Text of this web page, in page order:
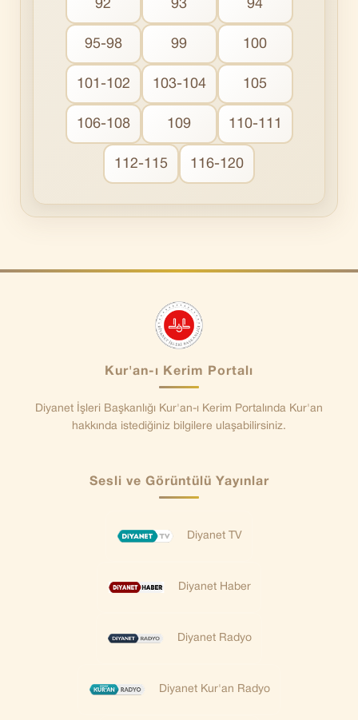
92 93 94
95-98 99 100
101-102 103-104 105
106-108 109 110-111
112-115 116-120
Kur'an-ı Kerim Portalı
Diyanet İşleri Başkanlığı Kur'an-ı Kerim Portalında Kur'an
hakkında istediğiniz bilgilere ulaşabilirsiniz.
Sesli ve Görüntülü Yayınlar
Diyanet TV
Diyanet Haber
Diyanet Radyo
Diyanet Kur'an Radyo